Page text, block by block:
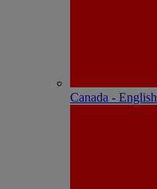
Canada - English